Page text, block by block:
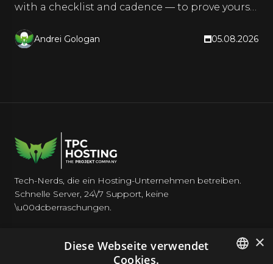
with a checklist and cadence — to prove yours
Andrei Gologan 05.08.2026
Tech-Nerds, die ein Hosting-Unternehmen betreiben.
Schnelle Server, 24\/7 Support, keine
\u00dcberraschungen.
×
Diese Webseite verwendet
Cookies.